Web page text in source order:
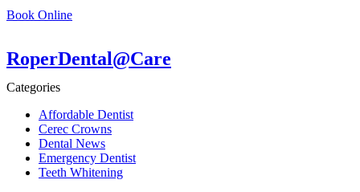
Book Online
RoperDental@Care
Categories
Affordable Dentist
Cerec Crowns
Dental News
Emergency Dentist
Teeth Whitening